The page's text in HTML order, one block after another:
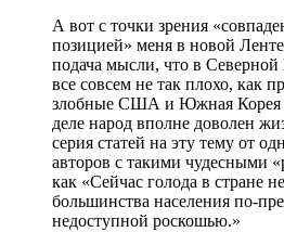
А вот с точки зрения
позицией» меня в новой Ленте
подача мысли, что в Северной
все совсем не так плохо, как
злобные США и Южная Корея
деле народ вполне доволен
серия статей на эту тему от
авторов с такими чудесными
как «Сейчас голода в стране
большинства населения по-
недоступной роскошью.»